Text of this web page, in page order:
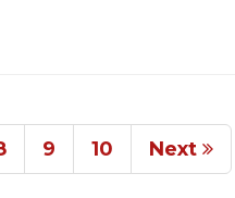
9 10 Next